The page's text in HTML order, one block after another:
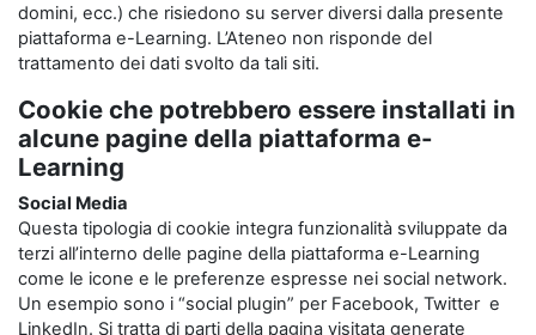
domini, ecc.) che risiedono su server diversi dalla presente
piattaforma e-Learning. L’Ateneo non risponde del
trattamento dei dati svolto da tali siti.
Cookie che potrebbero essere installati in
alcune pagine della piattaforma e-
Learning
Social Media
Questa tipologia di cookie integra funzionalità sviluppate da
terzi all’interno delle pagine della piattaforma e-Learning
come le icone e le preferenze espresse nei social network.
Un esempio sono i “social plugin” per Facebook, Twitter e
LinkedIn. Si tratta di parti della pagina visitata generate